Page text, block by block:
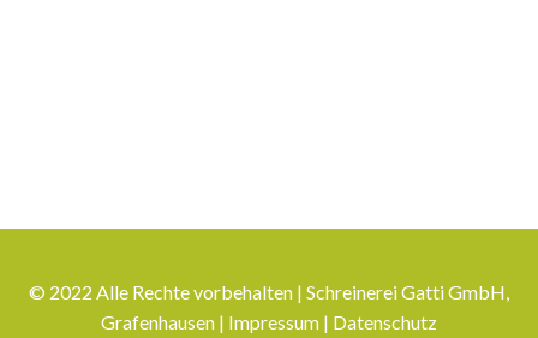
© 2022 Alle Rechte vorbehalten | Schreinerei Gatti GmbH,
Grafenhausen | Impressum | Datenschutz